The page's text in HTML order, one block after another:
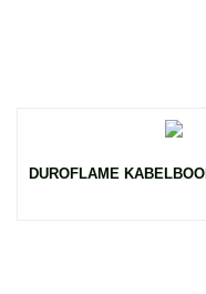
DUROFLAME